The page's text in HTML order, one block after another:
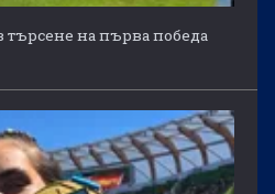
търсене на първа победа